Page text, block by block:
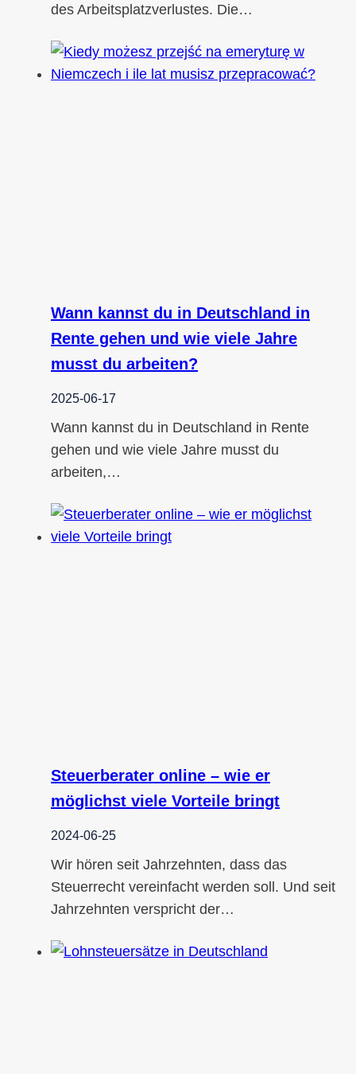
des Arbeitsplatzverlustes. Die…
Wann kannst du in Deutschland in
Rente gehen und wie viele Jahre
musst du arbeiten?
2025-06-17
Wann kannst du in Deutschland in Rente
gehen und wie viele Jahre musst du
arbeiten,…
Steuerberater online – wie er
möglichst viele Vorteile bringt
2024-06-25
Wir hören seit Jahrzehnten, dass das
Steuerrecht vereinfacht werden soll. Und seit
Jahrzehnten verspricht der…